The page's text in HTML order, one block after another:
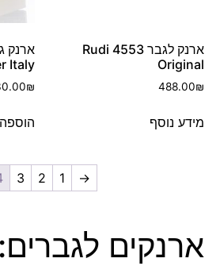
ארנק לגבר 4553 Rudi
Original
488.00₪
מידע נוסף
Italy
₪
→
1
2
3
ארנקים לגברים: